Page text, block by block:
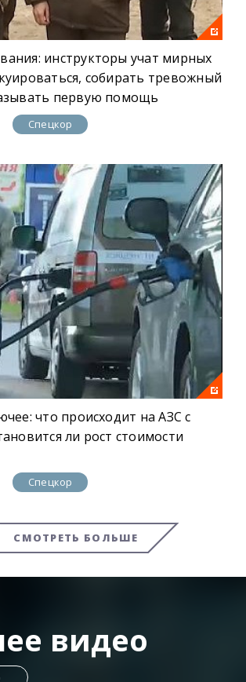
инструкторы учат мирных
собирать тревожный
первую помощь
Спецкор
что происходит на АЗС с
ли рост стоимости
Спецкор
СМОТРЕТЬ БОЛЬШЕ
видео